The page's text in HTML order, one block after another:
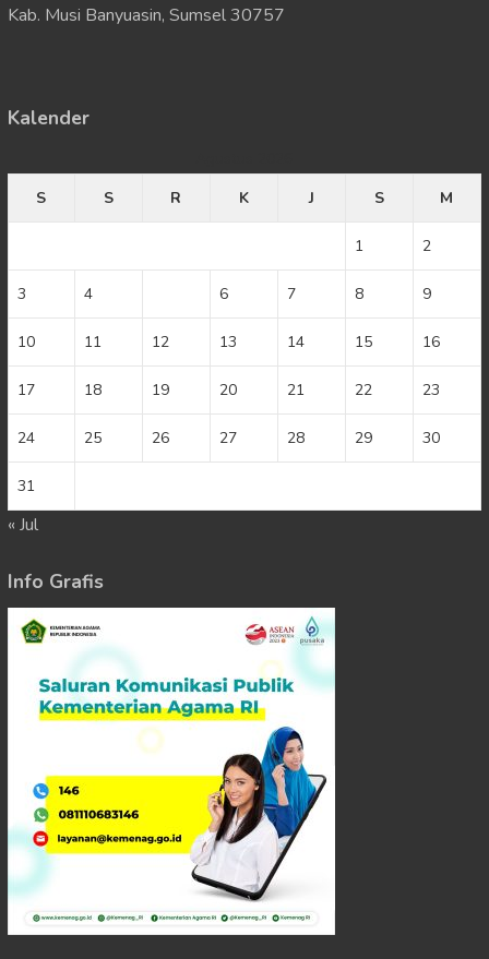
Kab. Musi Banyuasin, Sumsel 30757
Kalender
S
S R K J S M
1 2
3 4 6 7 8 9
10 11 12 13 14 15 16
17 18 19 20 21 22 23
24 25 26 27 28 29 30
31
« Jul
Info Grafis